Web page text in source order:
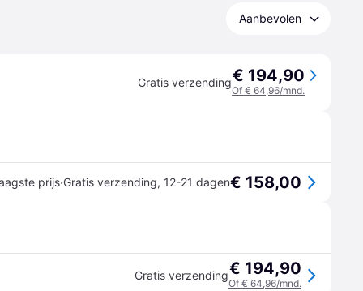
Aanbevolen
Gratis verzending€ 194,90
Of € 64,96/mnd.
prijs·Gratis verzending, 12-21 dagen€ 158,00
Gratis verzending€ 194,90
Of € 64,96/mnd.